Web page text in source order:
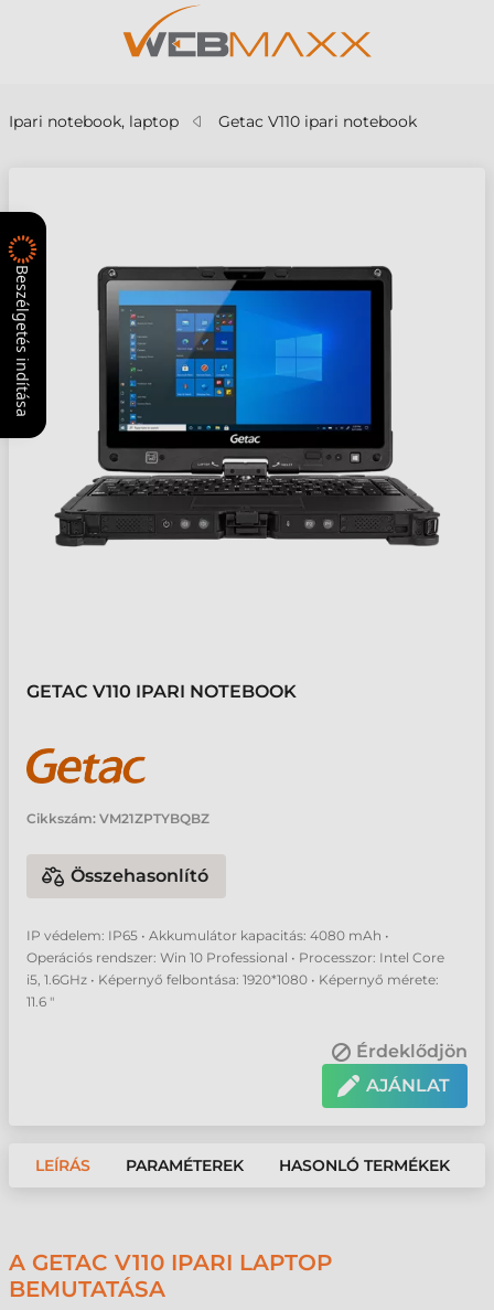
Ipari notebook, laptop Getac V110 ipari notebook
GETAC V110 IPARI NOTEBOOK
Cikkszám: VM21ZPTYBQBZ
Összehasonlító
IP védelem: IP65 • Akkumulátor kapacitás: 4080 mAh •
Operációs rendszer: Win 10 Professional • Processzor: Intel Core
i5, 1.6GHz • Képernyő felbontása: 1920*1080 • Képernyő mérete:
11.6 "
Érdeklődjön
AJÁNLAT
LEÍRÁS PARAMÉTEREK HASONLÓ TERMÉKEK
A GETAC V110 IPARI LAPTOP
BEMUTATÁSA
Beszélgetés indítása